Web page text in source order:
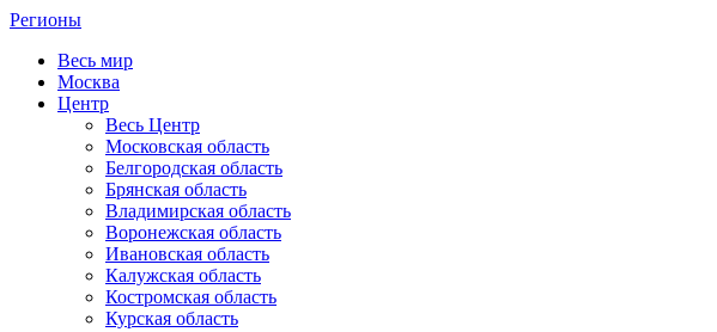
Регионы
Весь мир
Москва
Центр
Весь Центр
Московская область
Белгородская область
Брянская область
Владимирская область
Воронежская область
Ивановская область
Калужская область
Костромская область
Курская область